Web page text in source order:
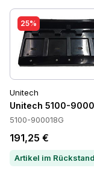
25%
Unitech
Unitech 5100-
5100-900018G
191,25 €